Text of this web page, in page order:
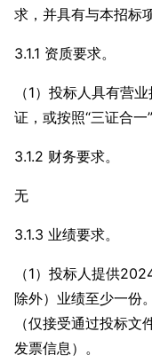
求，并具有与本招标
3.1.1 资质要求。
（1）投标人具有营
证，或按照“三证合一
3.1.2 财务要求。
无
3.1.3 业绩要求。
（1）投标人提供
除外）业绩至少一份
（仅接受通过投标文
发票信息）。